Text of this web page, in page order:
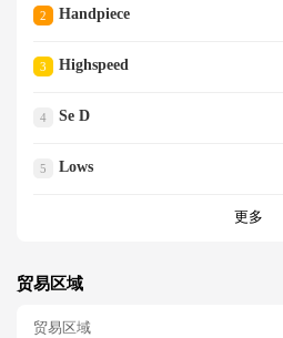
2 Handpiece
3 Highspeed
4 Se D
5 Lows
更多
贸易区域
贸易区域